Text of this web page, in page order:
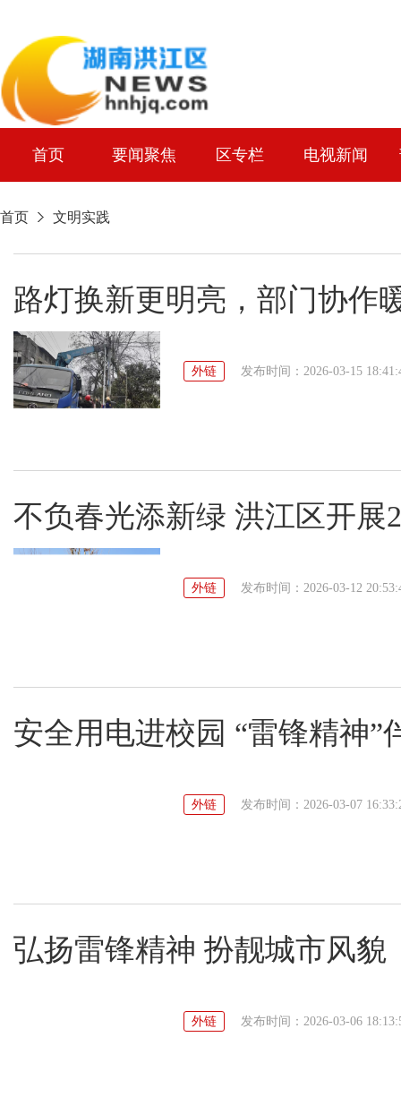
首页 要闻聚焦 区专栏 电视新闻
首页 文明实践
路灯换新更明亮，部门协作
外链 发布时间：2026-03-15
不负春光添新绿 洪江区开展
外链 发布时间：2026-03-12
安全用电进校园 “雷锋精神”
外链 发布时间：2026-03-07
弘扬雷锋精神 扮靓城市风貌
外链 发布时间：2026-03-06